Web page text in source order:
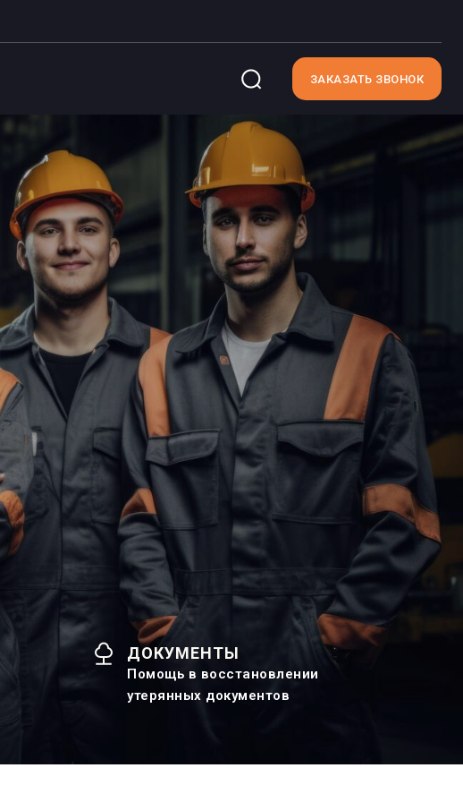
ЗАКАЗАТЬ ЗВОНОК
ДОКУМЕНТЫ
Помощь в восстановлении
утерянных документов